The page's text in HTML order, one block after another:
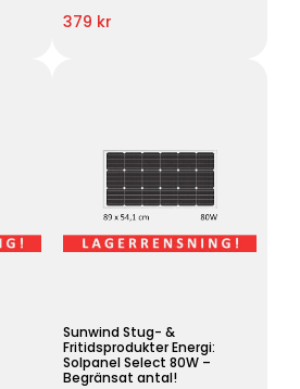
379 kr
Sunwind Stug- &
Fritidsprodukter Energi:
Solpanel Select 80W –
Begränsat antal!